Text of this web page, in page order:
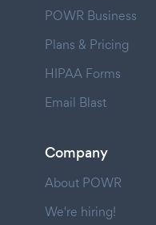
POWR Business
Plans & Pricing
HIPAA Forms
Email Blast
Company
About POWR
We're hiring!